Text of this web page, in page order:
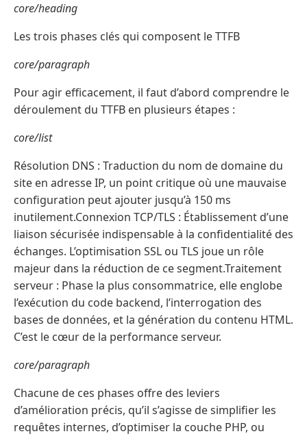
core/heading
Les trois phases clés qui composent le TTFB
core/paragraph
Pour agir efficacement, il faut d’abord comprendre le
déroulement du TTFB en plusieurs étapes :
core/list
Résolution DNS : Traduction du nom de domaine du
site en adresse IP, un point critique où une mauvaise
configuration peut ajouter jusqu’à 150 ms
inutilement.Connexion TCP/TLS : Établissement d’une
liaison sécurisée indispensable à la confidentialité des
échanges. L’optimisation SSL ou TLS joue un rôle
majeur dans la réduction de ce segment.Traitement
serveur : Phase la plus consommatrice, elle englobe
l’exécution du code backend, l’interrogation des
bases de données, et la génération du contenu HTML.
C’est le cœur de la performance serveur.
core/paragraph
Chacune de ces phases offre des leviers
d’amélioration précis, qu’il s’agisse de simplifier les
requêtes internes, d’optimiser la couche PHP, ou